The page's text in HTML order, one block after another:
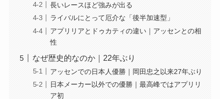
長いレースほど強みが出る
ライバルにとって厄介な「後半加速型」
アプリリアとドゥカティの違い｜アッセンとの相
性
なぜ歴史的なのか｜22年ぶり
アッセンでの日本人優勝｜岡田忠之以来27年ぶり
日本メーカー以外での優勝｜最高峰ではアプリリ
ア初